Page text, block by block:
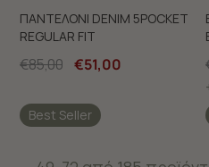
ΠΑΝΤΕΛΟΝΙ DENIM 5POCKET
REGULAR FIT
€85,00 €51,00
Best Seller